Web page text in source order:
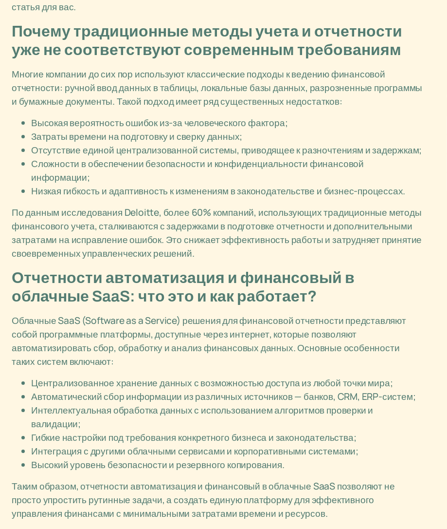
статья для вас.
Почему традиционные методы учета и отчетности
уже не соответствуют современным требованиям
Многие компании до сих пор используют классические подходы к ведению финансовой
отчетности: ручной ввод данных в таблицы, локальные базы данных, разрозненные программы
и бумажные документы. Такой подход имеет ряд существенных недостатков:
Высокая вероятность ошибок из-за человеческого фактора;
Затраты времени на подготовку и сверку данных;
Отсутствие единой централизованной системы, приводящее к разночтениям и задержкам;
Сложности в обеспечении безопасности и конфиденциальности финансовой
информации;
Низкая гибкость и адаптивность к изменениям в законодательстве и бизнес-процессах.
По данным исследования Deloitte, более 60% компаний, использующих традиционные методы
финансового учета, сталкиваются с задержками в подготовке отчетности и дополнительными
затратами на исправление ошибок. Это снижает эффективность работы и затрудняет принятие
своевременных управленческих решений.
Отчетности автоматизация и финансовый в
облачные SaaS: что это и как работает?
Облачные SaaS (Software as a Service) решения для финансовой отчетности представляют
собой программные платформы, доступные через интернет, которые позволяют
автоматизировать сбор, обработку и анализ финансовых данных. Основные особенности
таких систем включают:
Централизованное хранение данных с возможностью доступа из любой точки мира;
Автоматический сбор информации из различных источников — банков, CRM, ERP-систем;
Интеллектуальная обработка данных с использованием алгоритмов проверки и
валидации;
Гибкие настройки под требования конкретного бизнеса и законодательства;
Интеграция с другими облачными сервисами и корпоративными системами;
Высокий уровень безопасности и резервного копирования.
Таким образом, отчетности автоматизация и финансовый в облачные SaaS позволяют не
просто упростить рутинные задачи, а создать единую платформу для эффективного
управления финансами с минимальными затратами времени и ресурсов.